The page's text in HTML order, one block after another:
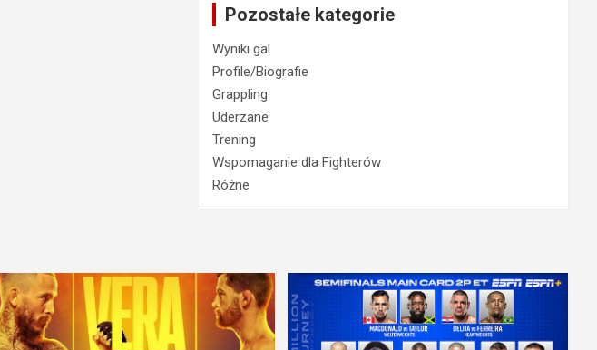
Pozostałe kategorie
Wyniki gal
Profile/Biografie
Grappling
Uderzane
Trening
Wspomaganie dla Fighterów
Różne